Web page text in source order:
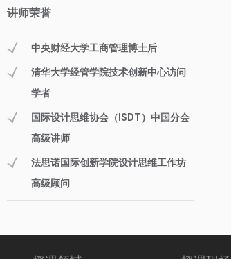
讲师荣誉
中央财经大学工商管理博士后
清华大学经管学院技术创新中心访问
学者
国际设计思维协会（ISDT）中国分会
高级讲师
法思诺国际创新学院设计思维工作坊
高级顾问